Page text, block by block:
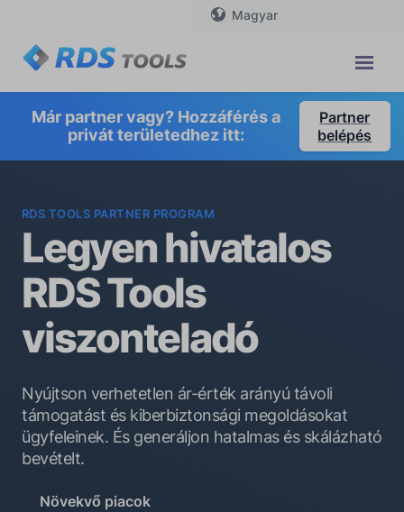
Magyar
Már partner vagy? Hozzáférés a
privát területedhez itt:
Partner
belépés
RDS TOOLS PARTNER PROGRAM
Legyen hivatalos
RDS Tools
viszonteladó
Nyújtson verhetetlen ár-érték arányú távoli
támogatást és kiberbiztonsági megoldásokat
ügyfeleinek. És generáljon hatalmas és skálázható
bevételt.
Növekvő piacok